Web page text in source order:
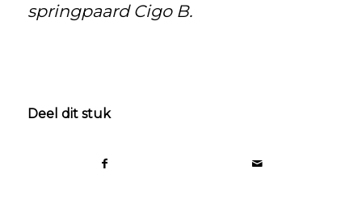
springpaard Cigo B.
Deel dit stuk